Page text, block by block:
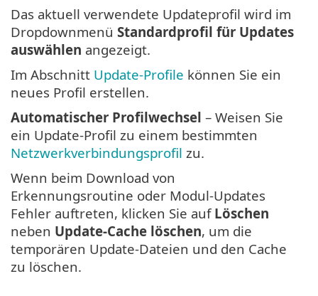
Das aktuell verwendete Updateprofil wird im
Dropdownmenü Standardprofil für Updates
auswählen angezeigt.
Im Abschnitt Update-Profile können Sie ein
neues Profil erstellen.
Automatischer Profilwechsel – Weisen Sie
ein Update-Profil zu einem bestimmten
Netzwerkverbindungsprofil zu.
Wenn beim Download von
Erkennungsroutine oder Modul-Updates
Fehler auftreten, klicken Sie auf Löschen
neben Update-Cache löschen, um die
temporären Update-Dateien und den Cache
zu löschen.